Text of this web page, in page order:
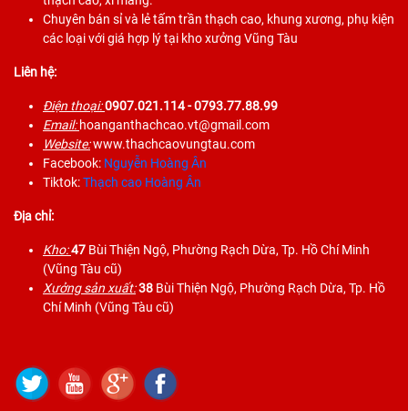
Chuyên bán sỉ và lẻ tấm trần thạch cao, khung xương, phụ kiện
các loại với giá hợp lý tại kho xưởng Vũng Tàu
Liên hệ:
Điện thoại:0907.021.114- 0793.77.88.99
Email: hoanganthachcao.vt@gmail.com
Website:www.thachcaovungtau.com
Facebook: Nguyễn Hoàng Ân
Tiktok:Thạch cao Hoàng Ân
Địa chỉ:
Kho:47 Bùi Thiện Ngộ, Phường Rạch Dừa, Tp. Hồ Chí Minh
(Vũng Tàu cũ)
Xưởng sản xuất:38 Bùi Thiện Ngộ, Phường Rạch Dừa, Tp. Hồ
Chí Minh (Vũng Tàu cũ)